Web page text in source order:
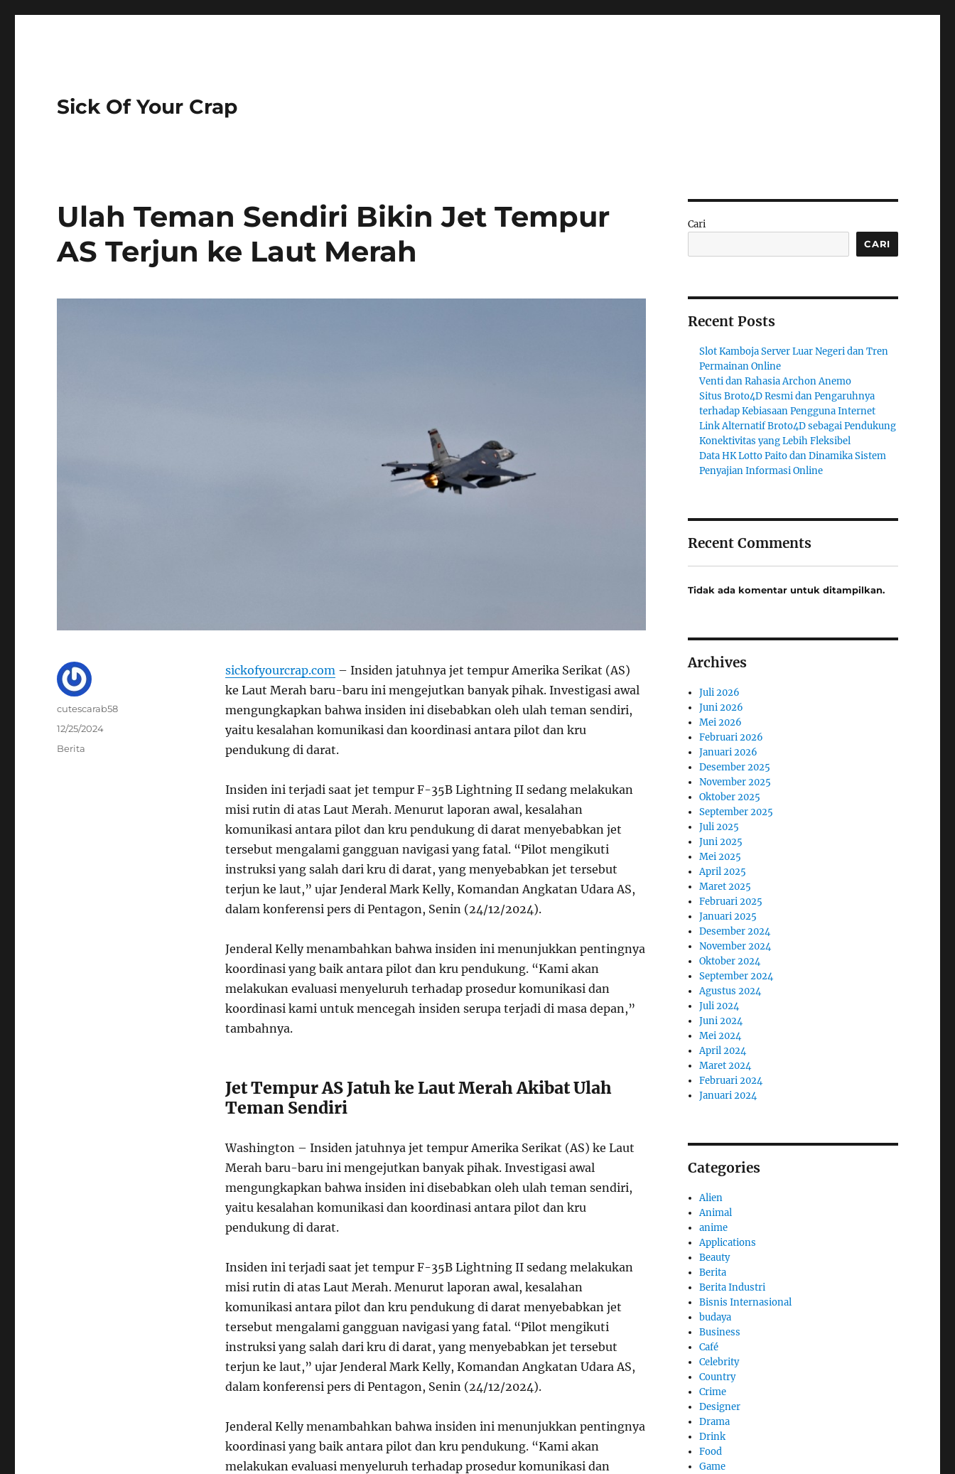
Sick Of Your Crap
Ulah Teman Sendiri Bikin Jet Tempur
AS Terjun ke Laut Merah
sickofyourcrap.com – Insiden jatuhnya jet tempur Amerika Serikat (AS)
ke Laut Merah baru-baru ini mengejutkan banyak pihak. Investigasi awal
mengungkapkan bahwa insiden ini disebabkan oleh ulah teman sendiri,
yaitu kesalahan komunikasi dan koordinasi antara pilot dan kru
pendukung di darat.
Insiden ini terjadi saat jet tempur F-35B Lightning II sedang melakukan
misi rutin di atas Laut Merah. Menurut laporan awal, kesalahan
komunikasi antara pilot dan kru pendukung di darat menyebabkan jet
tersebut mengalami gangguan navigasi yang fatal. “Pilot mengikuti
instruksi yang salah dari kru di darat, yang menyebabkan jet tersebut
terjun ke laut,” ujar Jenderal Mark Kelly, Komandan Angkatan Udara AS,
dalam konferensi pers di Pentagon, Senin (24/12/2024).
Jenderal Kelly menambahkan bahwa insiden ini menunjukkan pentingnya
koordinasi yang baik antara pilot dan kru pendukung. “Kami akan
melakukan evaluasi menyeluruh terhadap prosedur komunikasi dan
koordinasi kami untuk mencegah insiden serupa terjadi di masa depan,”
tambahnya.
Jet Tempur AS Jatuh ke Laut Merah Akibat Ulah
Teman Sendiri
Washington – Insiden jatuhnya jet tempur Amerika Serikat (AS) ke Laut
Merah baru-baru ini mengejutkan banyak pihak. Investigasi awal
mengungkapkan bahwa insiden ini disebabkan oleh ulah teman sendiri,
yaitu kesalahan komunikasi dan koordinasi antara pilot dan kru
pendukung di darat.
Insiden ini terjadi saat jet tempur F-35B Lightning II sedang melakukan
misi rutin di atas Laut Merah. Menurut laporan awal, kesalahan
komunikasi antara pilot dan kru pendukung di darat menyebabkan jet
tersebut mengalami gangguan navigasi yang fatal. “Pilot mengikuti
instruksi yang salah dari kru di darat, yang menyebabkan jet tersebut
terjun ke laut,” ujar Jenderal Mark Kelly, Komandan Angkatan Udara AS,
dalam konferensi pers di Pentagon, Senin (24/12/2024).
Jenderal Kelly menambahkan bahwa insiden ini menunjukkan pentingnya
koordinasi yang baik antara pilot dan kru pendukung. “Kami akan
melakukan evaluasi menyeluruh terhadap prosedur komunikasi dan
Author
cutescarab58
Posted
12/25/2024
Categories
Berita
Cari
CARI
Recent Posts
Slot Kamboja Server Luar Negeri dan Tren
Permainan Online
Venti dan Rahasia Archon Anemo
Situs Broto4D Resmi dan Pengaruhnya
terhadap Kebiasaan Pengguna Internet
Link Alternatif Broto4D sebagai Pendukung
Konektivitas yang Lebih Fleksibel
Data HK Lotto Paito dan Dinamika Sistem
Penyajian Informasi Online
Recent Comments
Tidak ada komentar untuk ditampilkan.
Archives
Juli 2026
Juni 2026
Mei 2026
Februari 2026
Januari 2026
Desember 2025
November 2025
Oktober 2025
September 2025
Juli 2025
Juni 2025
Mei 2025
April 2025
Maret 2025
Februari 2025
Januari 2025
Desember 2024
November 2024
Oktober 2024
September 2024
Agustus 2024
Juli 2024
Juni 2024
Mei 2024
April 2024
Maret 2024
Februari 2024
Januari 2024
Categories
Alien
Animal
anime
Applications
Beauty
Berita
Berita Industri
Bisnis Internasional
budaya
Business
Café
Celebrity
Country
Crime
Designer
Drama
Drink
Food
Game